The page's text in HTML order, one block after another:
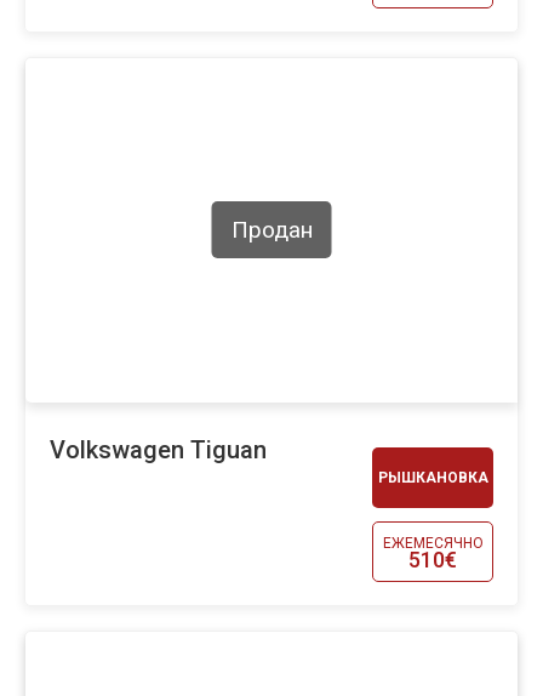
РЫШКАНОВКА
ЕЖЕМЕСЯЧНО
510€
Продан
Volkswagen Tiguan